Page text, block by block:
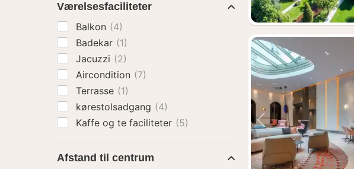
Forrige billede
Værelsesfaciliteter
Balkon (4)
Badekar (1)
Jacuzzi (2)
Aircondition (7)
Terrasse (1)
kørestolsadgang (4)
Kaffe og te faciliteter (5)
Afstand til centrum